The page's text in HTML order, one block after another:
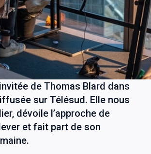
de Thomas Blard dans
sur Télésud. Elle nous
dévoile l’approche de
et fait part de son